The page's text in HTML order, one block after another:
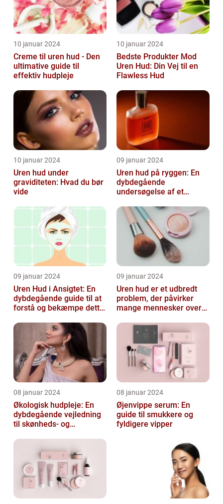
10 januar 2024
Creme til uren hud - Den
ultimative guide til
effektiv hudpleje
10 januar 2024
Bedste Produkter Mod
Uren Hud: Din Vej til en
Flawless Hud
10 januar 2024
Uren hud under
graviditeten: Hvad du bør
vide
09 januar 2024
Uren hud på ryggen: En
dybdegående
undersøgelse af et
undertiden overset
skønhedspr...
09 januar 2024
Uren Hud i Ansigtet: En
dybdegående guide til at
forstå og bekæmpe dette
09 januar 2024
Uren hud er et udbredt
problem, der påvirker
mange mennesker over
08 januar 2024
Økologisk hudpleje: En
dybdegående vejledning
til skønheds- og
08 januar 2024
Øjenvippe serum: En
guide til smukkere og
fyldigere vipper